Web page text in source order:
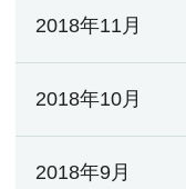
2018年11月
2018年10月
2018年9月